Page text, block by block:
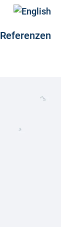
Referenzen